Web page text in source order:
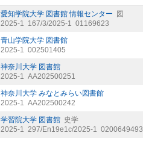
愛知学院大学 図書館 情報センター 図
2025-1
167/3/2025-1 01169623
青山学院大学 図書館
2025-1
002501405
神奈川大学 図書館
2025-1
AA202500251
神奈川大学 みなとみらい図書館
2025-1
AA202500242
学習院大学 図書館 史学
2025-1
297/En19e1c/2025-1 0200649493